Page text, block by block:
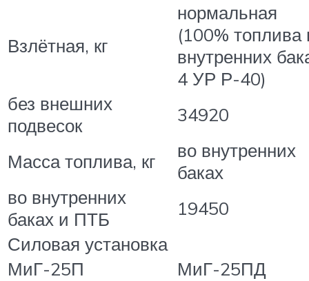
Взлётная, кг
нормальная
(100% топлива
внутренних
4 УР Р-40)
без внешних
подвесок
34920
Масса топлива, кг
во внутренних
баках
во внутренних
баках и ПТБ
19450
Силовая установка
МиГ-25П
МиГ-25ПД